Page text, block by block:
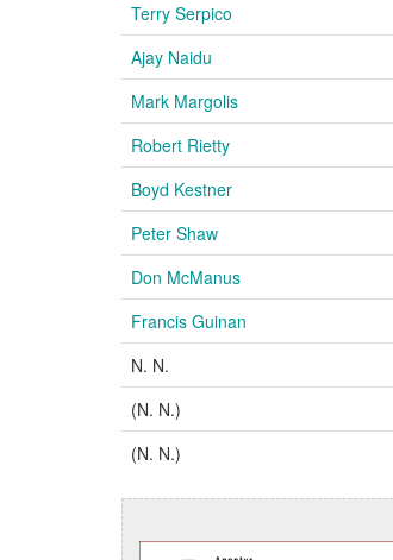
Terry Serpico
Ajay Naidu
Mark Margolis
Robert Rietty
Boyd Kestner
Peter Shaw
Don McManus
Francis Guinan
N. N.
(N. N.)
(N. N.)